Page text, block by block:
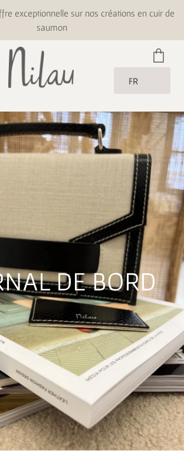
exceptionnelle sur nos créations en cuir de
saumon
FR
DE BORD